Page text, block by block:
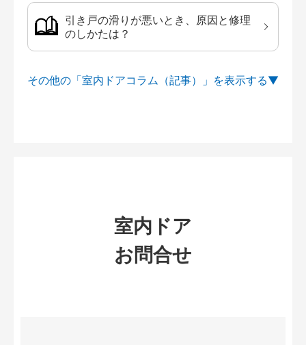
引き戸の滑りが悪いとき、原因と修理
のしかたは？
その他の「室内ドアコラム（記事）」を
室内ドア
お問合せ